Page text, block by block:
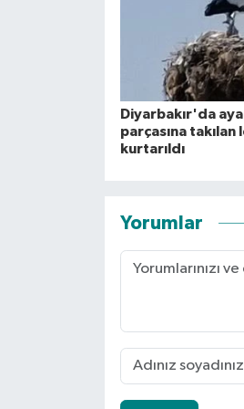
Diyarbakır'da
parçasına takılan
kurtarıldı
Yorumlar